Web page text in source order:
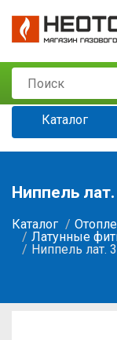
Каталог
Ниппель
Каталог
Латунные
Ниппель лат.